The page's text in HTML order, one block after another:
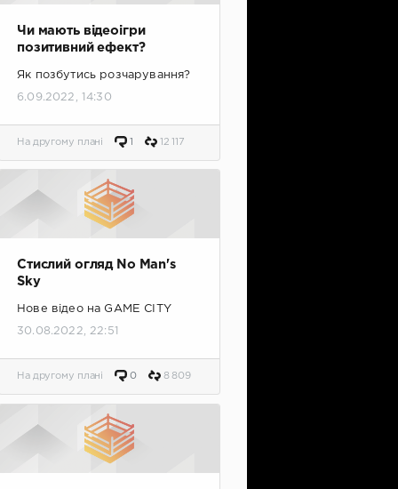
Чи мають відеоігри
позитивний ефект?
Як позбутись розчарування?
6.09.2022, 14:30
На другому плані 1 12 117
Стислий огляд No Man's
Sky
Нове відео на GAME CITY
30.08.2022, 22:51
На другому плані 0 8 809